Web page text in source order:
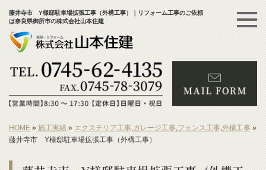
藤井寺市 Y様邸駐車場拡張工事（外構工事）｜リフォーム工事のご依頼
は奈良県御所市の株式会社山本住建
HOME » 施工実績 » エクステリア工事,ガレージ工事,フェンス工事,外構工事 »
藤井寺市 Y様邸駐車場拡張工事（外構工事）